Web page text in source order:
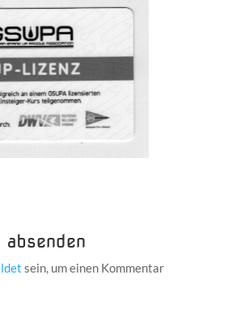
absenden
sein, um einen Kommentar